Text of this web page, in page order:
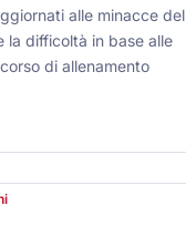
alle minacce del
la difficoltà in base alle
di allenamento